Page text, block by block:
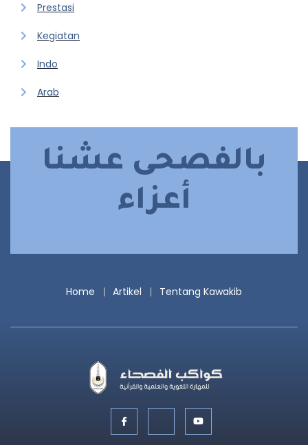
Prestasi
Kegiatan
Indo
Arab
بالفصحى عشنا
أعزاء
Home Artikel Tentang Kawakib